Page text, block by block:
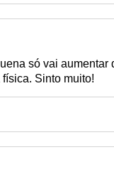
só vai aumentar
Sinto muito!